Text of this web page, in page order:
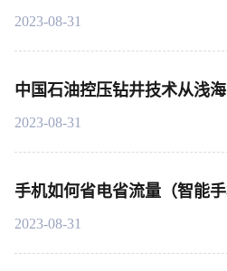
2023-08-31
中国石油控压钻井技术从浅
2023-08-31
手机如何省电省流量（智能手
2023-08-31